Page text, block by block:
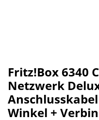
Fritz!Box 6340
Netzwerk
Winkel +